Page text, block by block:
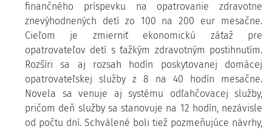
finančného príspevku na opatrovanie zdravotne
znevýhodnených detí zo 100 na 200 eur mesačne.
Cieľom je zmierniť ekonomickú záťaž pre
opatrovateľov detí s ťažkým zdravotným postihnutím.
Rozšíri sa aj rozsah hodín poskytovanej domácej
opatrovateľskej služby z 8 na 40 hodín mesačne.
Novela sa venuje aj systému odľahčovacej služby,
pričom deň služby sa stanovuje na 12 hodín, nezávisle
od počtu dní. Schválené boli tiež pozmeňujúce návrhy,